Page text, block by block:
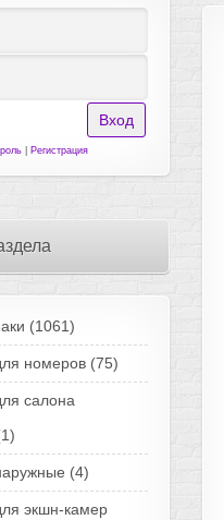
Регистрация
(1061)
номеров (75)
салона
(4)
экшн-камер